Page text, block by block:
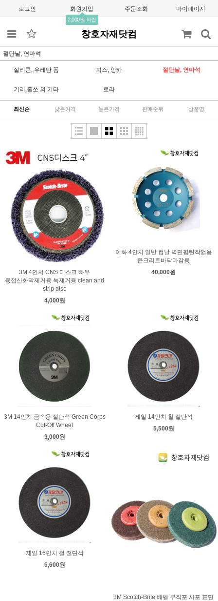
로그인 회원가입
2,000원 적립
주문조회 마이페이지
창호자재닷컴
절단날, 연마석
실리콘, 우레탄 폼 피스, 앙카 절단날, 연마석
기리,홀쏘 외 기타 로라
최신순 낮은가격 높은가격 판매순위 상품명
3M 4인치 CNS 디스크 빠우
용접산화막제거용 녹제거용 clean and
strip disc
4,000원
이화 4인치 일반 컵날 벽면평탄작업용
콘크리트바닥마감용
40,000원
3M 14인치 금속용 절단석 Green Corps
Cut-Off Wheel
9,000원
제일 14인치 철 절단석
5,500원
제일 16인치 철 절단석
6,600원
3M Scotch-Brite 베벨 부직포 사포 표면